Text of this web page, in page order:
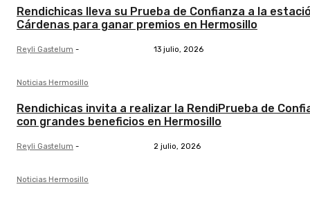
Rendichicas lleva su Prueba de Confianza a la
Cárdenas para ganar premios en Hermosillo
Reyli Gastelum - 13 julio, 2026
Noticias Hermosillo
Rendichicas invita a realizar la RendiPrueba de
con grandes beneficios en Hermosillo
Reyli Gastelum - 2 julio, 2026
Noticias Hermosillo